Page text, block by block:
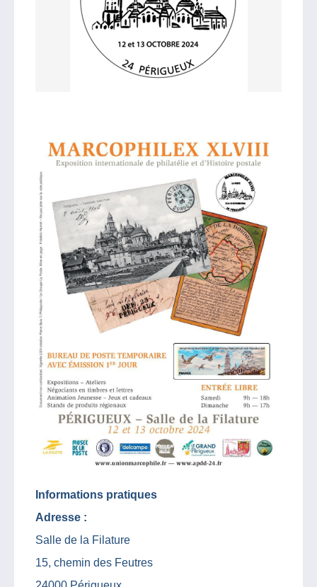
Informations pratiques
Adresse :
Salle de la Filature
15, chemin des Feutres